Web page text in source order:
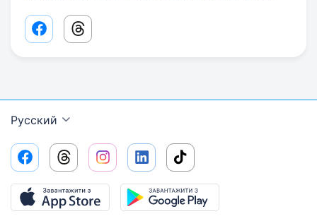
Facebook share link
Threads share link
Русский